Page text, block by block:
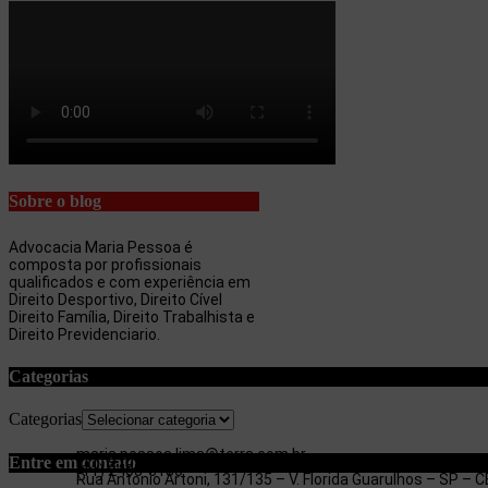
Sobre o blog
Advocacia Maria Pessoa é
composta por profissionais
qualificados e com experiência em
Direito Desportivo, Direito Cível
Direito Família, Direito Trabalhista e
Direito Previdenciario.
Categorias
Categorias
Entre em contato
Rua Antonio Artoni, 131/135 – V. Florida Guarulhos – SP –
(11) 2403-3180
(11) 97053-3654
maria.pessoa.lima@terra.com.br